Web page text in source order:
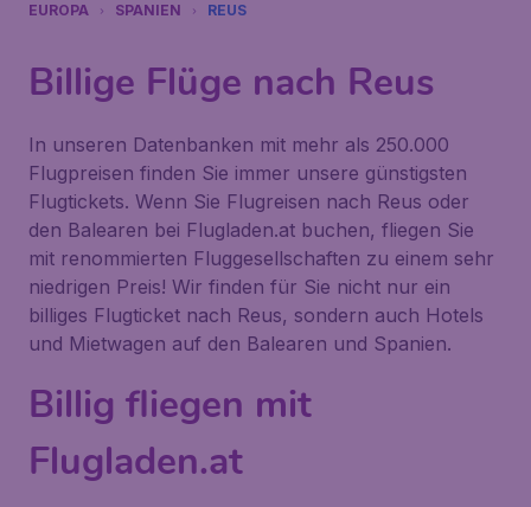
EUROPA SPANIEN REUS
Billige Flüge nach Reus
In unseren Datenbanken mit mehr als 250.000
Flugpreisen finden Sie immer unsere günstigsten
Flugtickets. Wenn Sie Flugreisen nach Reus oder
den Balearen bei Flugladen.at buchen, fliegen Sie
mit renommierten Fluggesellschaften zu einem sehr
niedrigen Preis! Wir finden für Sie nicht nur ein
billiges Flugticket nach Reus, sondern auch Hotels
und Mietwagen auf den Balearen und Spanien.
Billig fliegen mit
Flugladen.at